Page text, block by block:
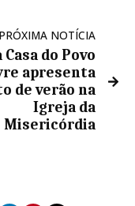
PRÓXIMA NOTÍCIA
Casa do Povo
apresenta
de verão na
Igreja da
Misericórdia